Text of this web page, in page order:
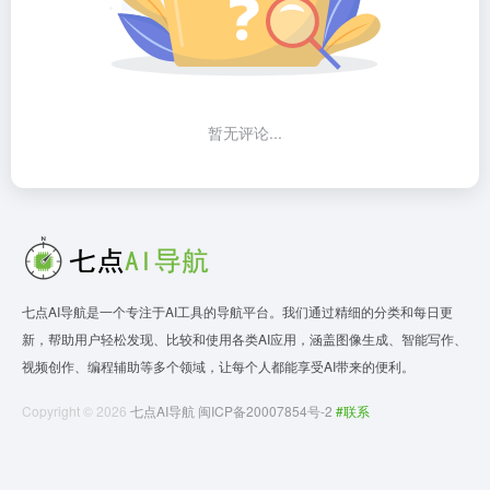
暂无评论...
七点AI导航是一个专注于AI工具的导航平台。我们通过精细的分类和每日更
新，帮助用户轻松发现、比较和使用各类AI应用，涵盖图像生成、智能写作、
视频创作、编程辅助等多个领域，让每个人都能享受AI带来的便利。
Copyright © 2026 七点AI导航 闽ICP备20007854号-2 #联系